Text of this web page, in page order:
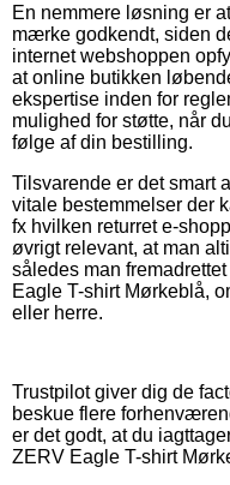
En nemmere løsning er
mærke godkendt, siden
internet webshoppen
at online butikken
ekspertise inden for
mulighed for støtte, når
følge af din bestilling.
Tilsvarende er det smart
vitale bestemmelser der
fx hvilken returret e-
øvrigt relevant, at man
således man
Eagle T-shirt Mørkeblå,
eller herre.
Trustpilot giver dig de
beskue flere
er det godt, at du
ZERV Eagle T-shirt